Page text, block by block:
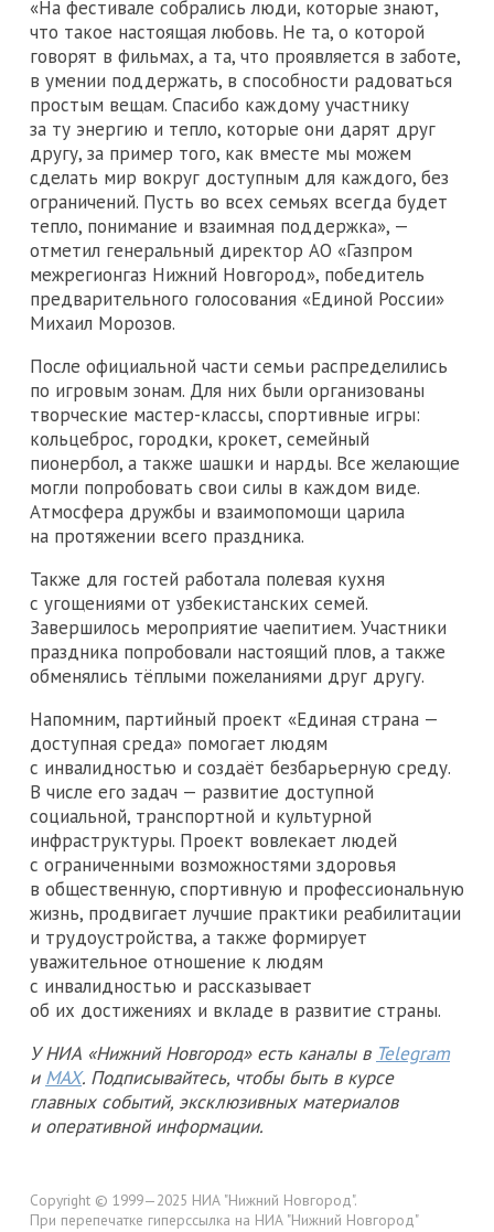
«На фестивале собрались люди, которые знают,
что такое настоящая любовь. Не та, о которой
говорят в фильмах, а та, что проявляется в заботе,
в умении поддержать, в способности радоваться
простым вещам. Спасибо каждому участнику
за ту энергию и тепло, которые они дарят друг
другу, за пример того, как вместе мы можем
сделать мир вокруг доступным для каждого, без
ограничений. Пусть во всех семьях всегда будет
тепло, понимание и взаимная поддержка», —
отметил генеральный директор АО «Газпром
межрегионгаз Нижний Новгород», победитель
предварительного голосования «Единой России»
Михаил Морозов.
После официальной части семьи распределились
по игровым зонам. Для них были организованы
творческие мастер-классы, спортивные игры:
кольцеброс, городки, крокет, семейный
пионербол, а также шашки и нарды. Все желающие
могли попробовать свои силы в каждом виде.
Атмосфера дружбы и взаимопомощи царила
на протяжении всего праздника.
Также для гостей работала полевая кухня
с угощениями от узбекистанских семей.
Завершилось мероприятие чаепитием. Участники
праздника попробовали настоящий плов, а также
обменялись тёплыми пожеланиями друг другу.
Напомним, партийный проект «Единая страна —
доступная среда» помогает людям
с инвалидностью и создаёт безбарьерную среду.
В числе его задач — развитие доступной
социальной, транспортной и культурной
инфраструктуры. Проект вовлекает людей
с ограниченными возможностями здоровья
в общественную, спортивную и профессиональную
жизнь, продвигает лучшие практики реабилитации
и трудоустройства, а также формирует
уважительное отношение к людям
с инвалидностью и рассказывает
об их достижениях и вкладе в развитие страны.
У НИА «Нижний Новгород» есть каналы в Telegram
и MAX. Подписывайтесь, чтобы быть в курсе
главных событий, эксклюзивных материалов
и оперативной информации.
Copyright © 1999—2025 НИА "Нижний Новгород".
При перепечатке гиперссылка на НИА "Нижний Новгород"